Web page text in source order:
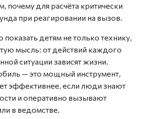
почему для расчёта критически
при реагировании на вызов.
детям не только технику,
мысль: от действий каждого
ситуации зависят жизни.
— это мощный инструмент,
эффективнее, если люди знают
и оперативно вызывают
в ведомстве.